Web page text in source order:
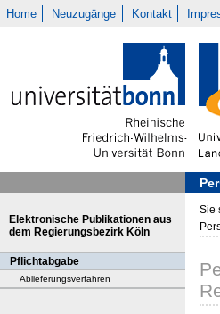
Home Neuzugänge Kontakt
Elektronische Publikationen aus
dem Regierungsbezirk Köln
Pflichtabgabe
Ablieferungsverfahren
Sie